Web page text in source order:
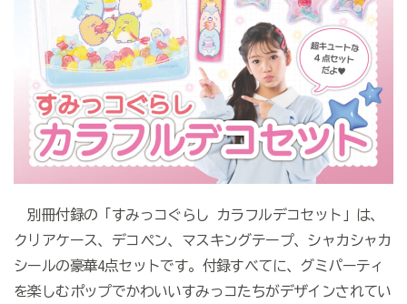
別冊付録の「すみっコぐらし カラフルデコセット」は、
クリアケース、デコペン、マスキングテープ、シャカシャカ
シールの豪華4点セットです。付録すべてに、グミパーティ
を楽しむポップでかわいいすみっコたちがデザインされてい